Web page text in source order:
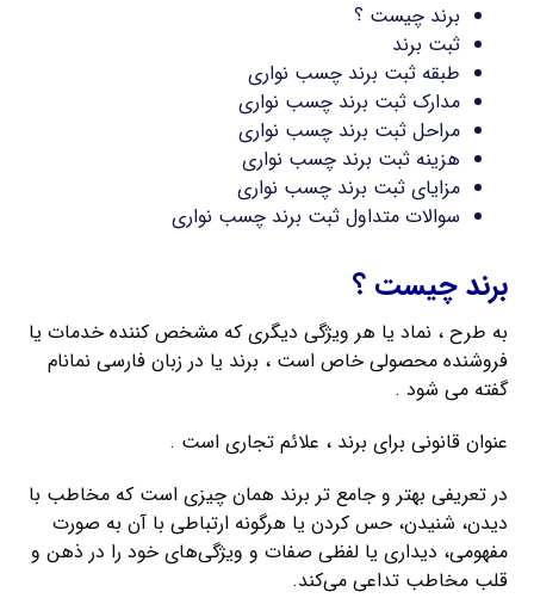
برند چیست ؟
ثبت برند
طبقه ثبت برند چسب نواری
مدارک ثبت برند چسب نواری
مراحل ثبت برند چسب نواری
هزینه ثبت برند چسب نواری
مزایای ثبت برند چسب نواری
سوالات متداول ثبت برند چسب نواری
برند چیست ؟
به طرح ، نماد یا هر ویژگی دیگری که مشخص کننده خدمات یا
فروشنده محصولی خاص است ، برند یا در زبان فارسی نمانام
گفته می شود .
عنوان قانونی برای برند ، علائم تجاری است .
در تعریفی بهتر و جامع تر برند همان چیزی است که مخاطب با
دیدن، شنیدن، حس کردن یا هرگونه ارتباطی با آن به صورت
مفهومی، دیداری یا لفظی صفات و ویژگی‌های خود را در ذهن و
قلب مخاطب تداعی می‌کند.